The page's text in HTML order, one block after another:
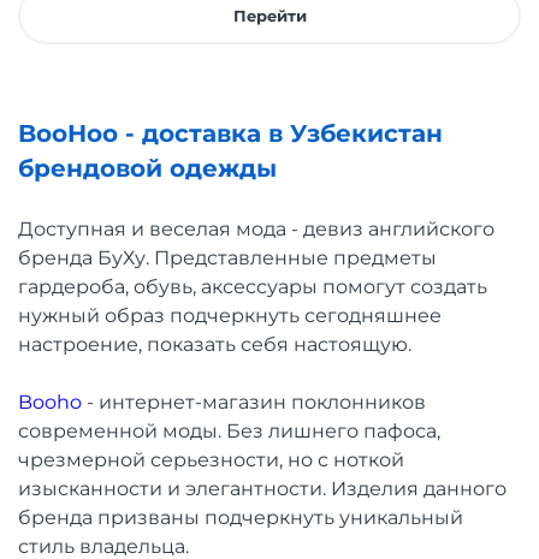
Перейти
BooHoo - доставка в Узбекистан
брендовой одежды
Доступная и веселая мода - девиз английского
бренда БуХу. Представленные предметы
гардероба, обувь, аксессуары помогут создать
нужный образ подчеркнуть сегодняшнее
настроение, показать себя настоящую.
Booho - интернет-магазин поклонников
современной моды. Без лишнего пафоса,
чрезмерной серьезности, но с ноткой
изысканности и элегантности. Изделия данного
бренда призваны подчеркнуть уникальный
стиль владельца.